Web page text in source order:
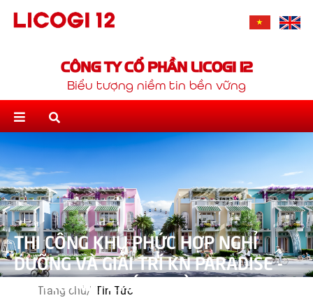
CÔNG TY CỔ PHẦN LICOGI 12
Biểu tượng niềm tin bền vững
THI CÔNG KHU PHỨC HỢP NGHỈ
DƯỠNG VÀ GIẢI TRÍ KN PARADISE -
CAM RANH, KHÁNH HÒA
Trang chủ/ Tin Tức